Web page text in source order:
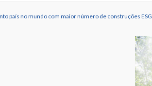
país no mundo com maior número de construções ESG